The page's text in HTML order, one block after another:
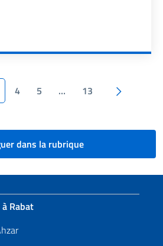
4 5 … 13
dans la rubrique
de page
Rabat